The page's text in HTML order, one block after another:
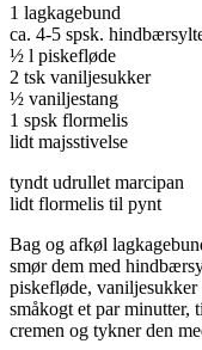
1 lagkagebund
ca. 4-5 spsk.
½ l piskefløde
2 tsk vaniljesukker
½ vaniljestang
1 spsk flormelis
lidt majsstivelse
tyndt udrullet marcipan
lidt flormelis til pynt
Bag og afkøl
smør dem med
piskefløde, vaniljesukker
småkogt et par
cremen og tykner den